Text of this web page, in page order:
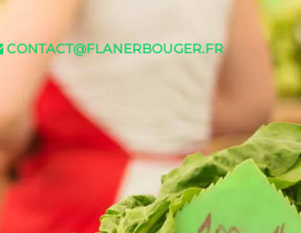
CONTACT@FLANERBOUGER.FR